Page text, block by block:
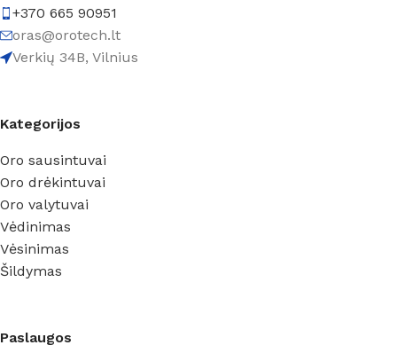
+370 665 90951
oras@orotech.lt
Verkių 34B, Vilnius
Kategorijos
Oro sausintuvai
Oro drėkintuvai
Oro valytuvai
Vėdinimas
Vėsinimas
Šildymas
Paslaugos